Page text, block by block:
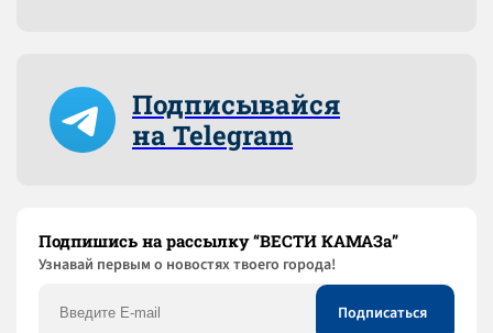
Подписывайся
на Telegram
Подпишись на рассылку “ВЕСТИ КАМАЗа”
Узнaвай первым о новостях твоего города!